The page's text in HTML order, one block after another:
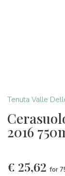
Tenuta Valle
2016
€ 25,62 for